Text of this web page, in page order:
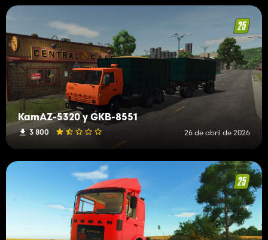
KamAZ-5320 y GKB-8551
3 800 26 de abril de 2026